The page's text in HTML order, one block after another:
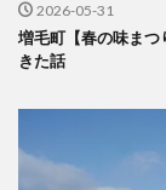
2026-05-31
増毛町【春の味まつ
きた話